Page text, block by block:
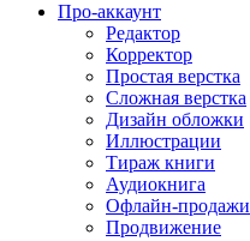
Про-аккаунт
Редактор
Корректор
Простая верстка
Сложная верстка
Дизайн обложки
Иллюстрации
Тираж книги
Аудиокнига
Офлайн-продажи
Продвижение